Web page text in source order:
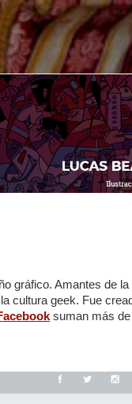
gráfico. Amantes de
cultura geek. Fue
suman más